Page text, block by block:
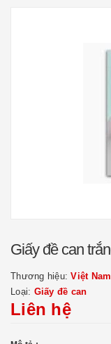
Giấy đề can
Thương hiệu:Việt Nam
Loại: Giấy đề can
Liên hệ